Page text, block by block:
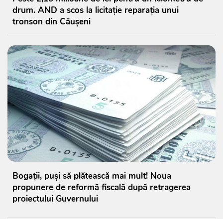
drum. AND a scos la licitație reparația unui
tronson din Căușeni
Bogații, puși să plătească mai mult! Noua
propunere de reformă fiscală după retragerea
proiectului Guvernului